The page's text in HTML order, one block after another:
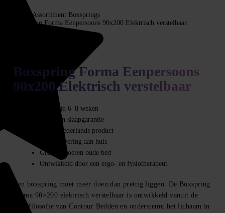
Assortiment Boxsprings
Boxspring Forma Eenpersoons 90x200 Elektrisch verstelbaar
Boxspring Forma Eenpersoons
90x200 Elektrisch verstelbaar
Levertijd 6–8 weken
90 dagen slaapgarantie
100% Nederlands product
Gratis levering aan huis
Gratis afvoeren oude bed
Ontwikkeld door een ergo- en fysiotherapeut
Een boxspring moet meer doen dan prettig liggen. De Boxspring
Forma 90×200 elektrisch verstelbaar is ontwikkeld vanuit de
slaapfilosofie van Contour Bedden en ondersteunt het lichaam in